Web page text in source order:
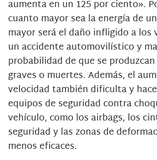
aumenta en un 125 por ciento».
cuanto mayor sea la energía de
mayor será el daño infligido a los
un accidente automovilístico y
probabilidad de que se
graves o muertes. Además, el
velocidad también dificulta y
equipos de seguridad contra
vehículo, como los airbags, los
seguridad y las zonas de
menos eficaces.